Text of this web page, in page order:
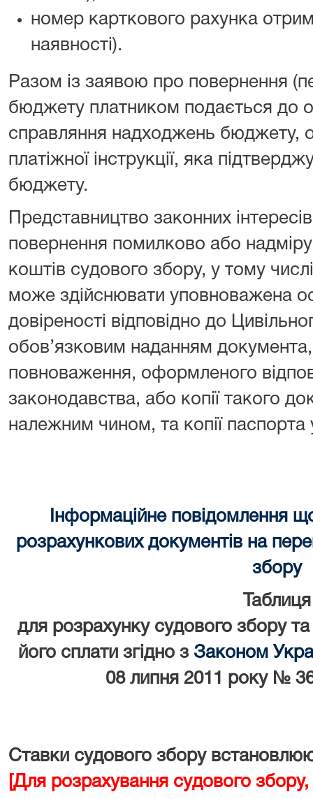
номер карткового рахунка
наявності).
Разом із заявою про повернення
бюджету платником подається до
справляння надходжень бюджету,
платіжної інструкції, яка
бюджету.
Представництво законних
повернення помилково або
коштів судового збору, у тому
може здійснювати уповноважена
довіреності відповідно до
обов’язковим наданням документа,
повноваження, оформленого
законодавства, або копії такого
належним чином, та копії
Інформаційне повідомлення
розрахункових документів на
збору
Таблиця
для розрахунку судового збору
його сплати згідно з Законом
08 липня 2011 року №
Ставки судового збору
[Для розрахування судового